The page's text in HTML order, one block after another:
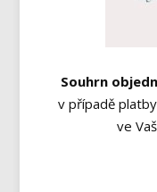
Souhrn
v případě
ve